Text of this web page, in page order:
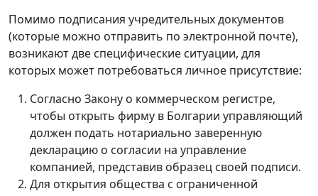
Помимо подписания учредительных документов
(которые можно отправить по электронной почте),
возникают две специфические ситуации, для
которых может потребоваться личное присутствие:
Согласно Закону о коммерческом регистре,
чтобы открыть фирму в Болгарии управляющий
должен подать нотариально заверенную
декларацию о согласии на управление
компанией, представив образец своей подписи.
Для открытия общества с ограниченной